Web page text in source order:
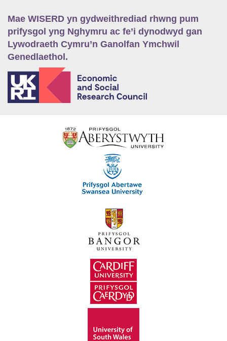
Mae WISERD yn gydweithrediad rhwng pum
prifysgol yng Nghymru ac fe’i dynodwyd gan
Lywodraeth Cymru’n Ganolfan Ymchwil
Genedlaethol.